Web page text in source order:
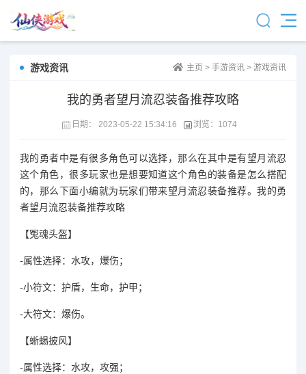
游戏资讯 主页 > 手游资讯 > 游戏资讯
我的勇者望月流忍装备推荐攻略
日期： 2023-05-22 15:34:16 浏览： 1074
我的勇者中是有很多角色可以选择，那么在其中是有望月流忍
这个角色，很多玩家也是想要知道这个角色的装备是怎么搭配
的，那么下面小编就为玩家们带来望月流忍装备推荐。我的勇
者望月流忍装备推荐攻略
【冤魂头盔】
-属性选择：水攻，爆伤；
-小符文：护盾，生命，护甲；
-大符文：爆伤。
【蜥蜴披风】
-属性选择：水攻，攻强；